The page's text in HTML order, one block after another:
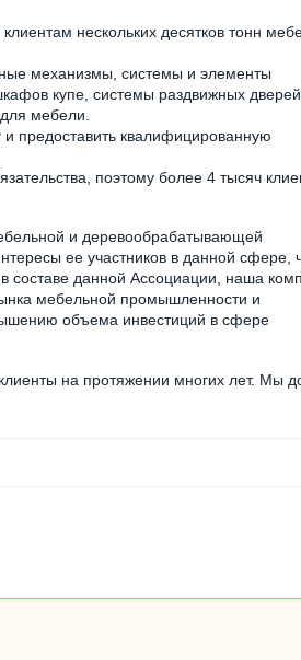
нескольких десятков тонн
механизмы, системы и элементы
купе, системы раздвижных
мебели.
предоставить квалифицированную
поэтому более 4 тысяч
и деревообрабатывающей
ее участников в данной сфере,
составе данной Ассоциации, наша
мебельной промышленности и
объема инвестиций в сфере
на протяжении многих лет. Мы